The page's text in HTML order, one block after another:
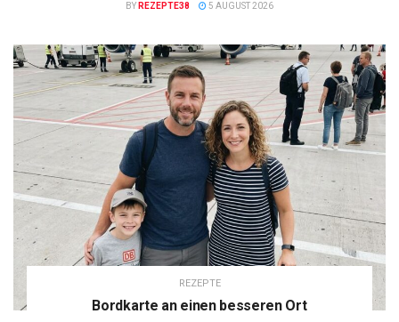
BY REZEPTE38 5 AUGUST 2026
REZEPTE
Bordkarte an einen besseren Ort